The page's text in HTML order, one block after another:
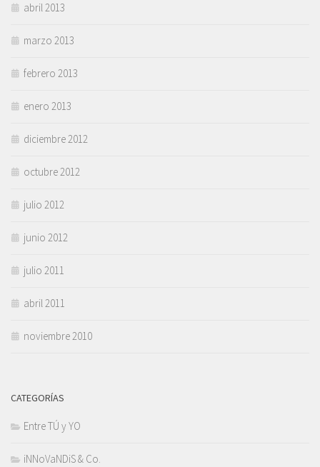
abril 2013
marzo 2013
febrero 2013
enero 2013
diciembre 2012
octubre 2012
julio 2012
junio 2012
julio 2011
abril 2011
noviembre 2010
CATEGORÍAS
Entre TÚ y YO
iNNoVaNDiS & Co.